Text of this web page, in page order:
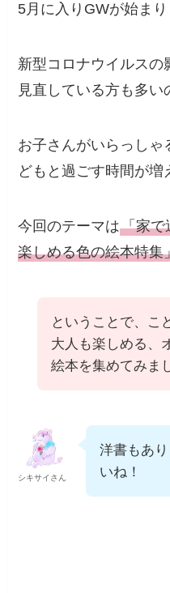
5月に入りGWが始まり
新型コロナウイルスの
見直している方も多い
お子さんがいらっしゃ
どもと過ごす時間が増
今回のテーマは「家で
楽しめる色の絵本特集
ということで、こ
大人も楽しめる、
絵本を集めてみま
シキサイさん
洋書もあ
いね！